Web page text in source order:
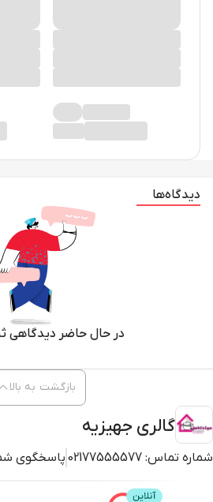
دیدگاه‌ها
در حال حاضر دیدگاهی
گالری جهیزیه
شماره تماس: 02177555577 پاسخگوی
بازگشت به بالا